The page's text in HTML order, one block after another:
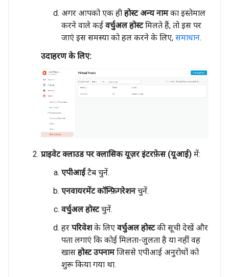
अगर आपको एक ही होस्ट अन्य नामका इस्तेमाल
करने वाले कई वर्चुअल होस्टमिलते हैं, तो इस पर
जाएं इस समस्या को हल करने के लिए, समाधान.
उदाहरण के लिए:
प्राइवेट क्लाउड पर क्लासिक यूज़र इंटरफ़ेस (यूआई) में:
एपीआईटैब चुनें.
एनवायरमेंट कॉन्फ़िगरेशनचुनें.
वर्चुअल होस्टचुनें.
हर परिवेशके लिए वर्चुअल होस्टकी सूची देखें और
पता लगाएं कि कोई मिलता-जुलता है या नहीं वह
खास होस्ट उपनामजिससे एपीआई अनुरोधों को
शुरू किया गया था.